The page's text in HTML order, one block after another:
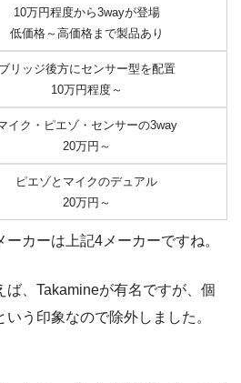
10万円程度から3wayが登場
低価格～高価格まで製品あり
ブリッジ後方にセンサー型を配置
10万円程度～
イク・ピエゾ・センサーの3way
20万円～
ピエゾとマイクのデュアル
20万円～
カーは上記4メーカーですね。
ば、Takamineが有名ですが、個
う印象なので除外しました。